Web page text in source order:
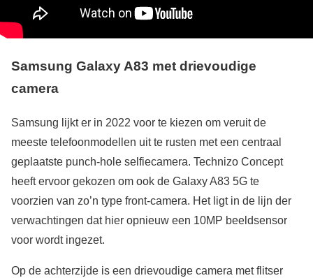
Samsung Galaxy A83 met drievoudige
camera
Samsung lijkt er in 2022 voor te kiezen om veruit de
meeste telefoonmodellen uit te rusten met een centraal
geplaatste punch-hole selfiecamera. Technizo Concept
heeft ervoor gekozen om ook de Galaxy A83 5G te
voorzien van zo’n type front-camera. Het ligt in de lijn der
verwachtingen dat hier opnieuw een 10MP beeldsensor
voor wordt ingezet.
Op de achterzijde is een drievoudige camera met flitser